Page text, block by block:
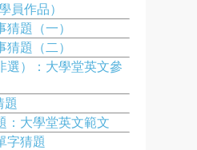
員作品）
題（一）
題（二）
選）：大學堂英文參
題
：大學堂英文範文
字猜題